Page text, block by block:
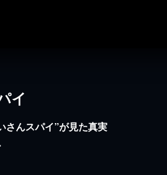
イ
さんスパイ”が見た真実